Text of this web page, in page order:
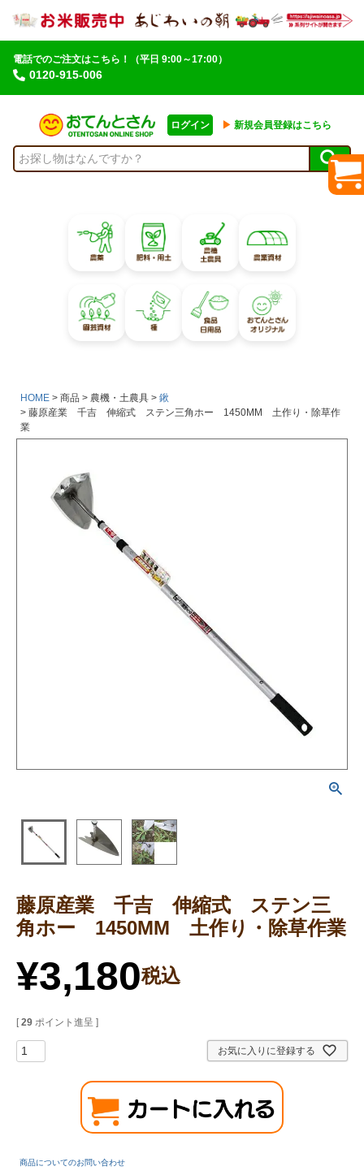
電話でのご注文はこちら！
0120-915-006
（平日 9:00～17:00）
ログイン ▶︎ 新規会員登録はこちら
HOME 商品 農機・土農具
鍬
藤原産業 千吉 伸縮式 ステン三角ホー 1450MM 土作り・除草作
業
藤原産業 千吉 伸縮式 ステン三
角ホー 1450MM 土作り・除草作業
¥3,180税込
[ 29 ポイント進呈 ]
お気に入りに登録する
商品についてのお問い合わせ